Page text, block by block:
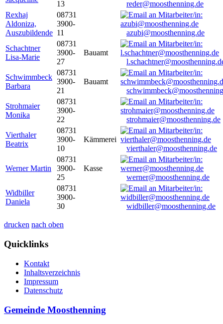
13
reder@moosthenning.de
Rexhaj
Aldoniza,
Auszubildende
08731
3900-
11
azubi@moosthenning.de
Schachtner
Lisa-Marie
08731
3900-
27
Bauamt
Schwimmbeck
Barbara
08731
3900-
21
Bauamt
Strohmaier
Monika
08731
3900-
22
strohmaier@moosthenning.de
Vierthaler
Beatrix
08731
3900-
10
Kämmerei
vierthaler@moosthenning.de
Werner Martin
08731
3900-
25
Kasse
werner@moosthenning.de
Widbiller
Daniela
08731
3900-
30
widbiller@moosthenning.de
drucken nach oben
Quicklinks
Kontakt
Inhaltsverzeichnis
Impressum
Datenschutz
Gemeinde Moosthenning